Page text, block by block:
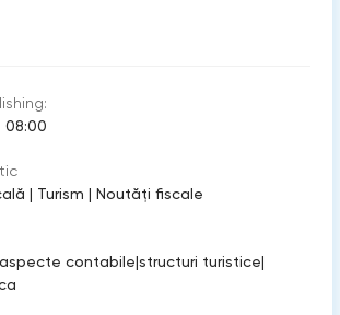
08:00
| Turism | Noutăți fiscale
aspecte contabile|structuri turistice|